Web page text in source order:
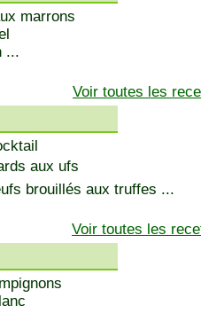
marrons
...
Voir toutes les
aux ufs
brouillés aux truffes ...
Voir toutes les